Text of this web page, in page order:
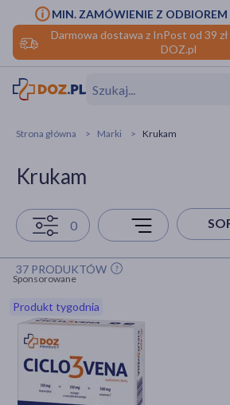
Darmowa dostawa z InPost od 39
DOZ.pl
MIN. ZAMÓWIENIE Z ODBIOREM
Hit
Strona główna Marki Krukam
Krukam
0
37 PRODUKTÓW
Sponsorowane
Produkt tygodnia